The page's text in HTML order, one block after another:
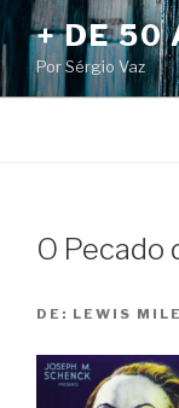
Pular
para
o
conteúdo
+ DE 50
Por Sérgio Vaz
O Pecado
DE: LEWIS